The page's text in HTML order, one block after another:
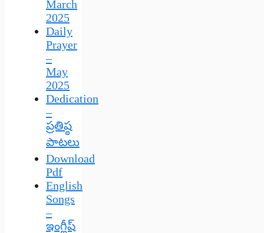
March
2025
Daily
Prayer
–
May
2025
Dedication
–
ప్రతిష్ఠ
పాటలు
Download
Pdf
English
Songs
–
ఇంగ్లీష్